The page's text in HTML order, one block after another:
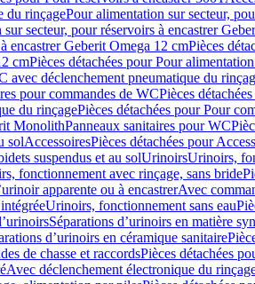
du rinçagePour alimentation sur secteur,
secteur, pour réservoirs à encastrer
encastrer Geberit Omega 12 cmPièces
cmPièces détachées pour Pour
avec déclenchement pneumatique du
pour commandes de WCPièces
du rinçagePièces détachées pour Pour
MonolithPanneaux sanitaires pour WC
solAccessoiresPièces détachées pour
suspendus et au solUrinoirsUrinoirs,
fonctionnement avec rinçage, sans bride
apparente ou à encastrerAvec
Urinoirs, fonctionnement sans eau
Séparations d’urinoirs en matière
d’urinoirs en céramique sanitaire
de chasse et raccordsPièces détachées
Avec déclenchement électronique du